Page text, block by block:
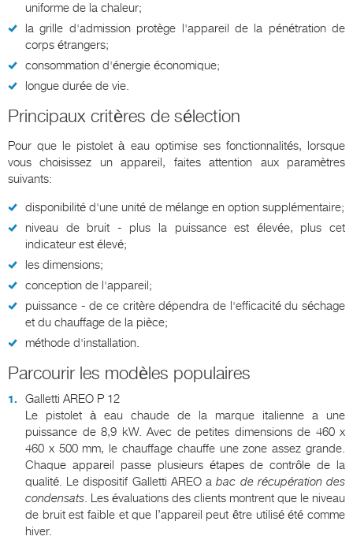
uniforme de la chaleur;
la grille d'admission protège l'appareil de la pénétration de
corps étrangers;
consommation d'énergie économique;
longue durée de vie.
Principaux critères de sélection
Pour que le pistolet à eau optimise ses fonctionnalités, lorsque
vous choisissez un appareil, faites attention aux paramètres
suivants:
disponibilité d'une unité de mélange en option supplémentaire;
niveau de bruit - plus la puissance est élevée, plus cet
indicateur est élevé;
les dimensions;
conception de l'appareil;
puissance - de ce critère dépendra de l'efficacité du séchage
et du chauffage de la pièce;
méthode d'installation.
Parcourir les modèles populaires
Galletti AREO P 12
Le pistolet à eau chaude de la marque italienne a une
puissance de 8,9 kW. Avec de petites dimensions de 460 x
460 x 500 mm, le chauffage chauffe une zone assez grande.
Chaque appareil passe plusieurs étapes de contrôle de la
qualité. Le dispositif Galletti AREO abac de récupération des
condensats. Les évaluations des clients montrent que le niveau
de bruit est faible et que l’appareil peut être utilisé été comme
hiver.